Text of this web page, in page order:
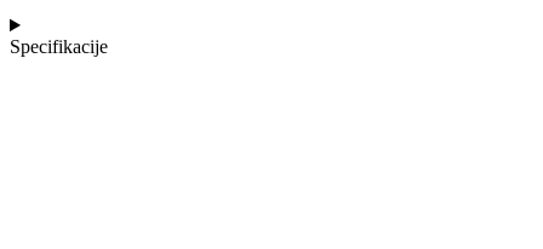
Specifikacije